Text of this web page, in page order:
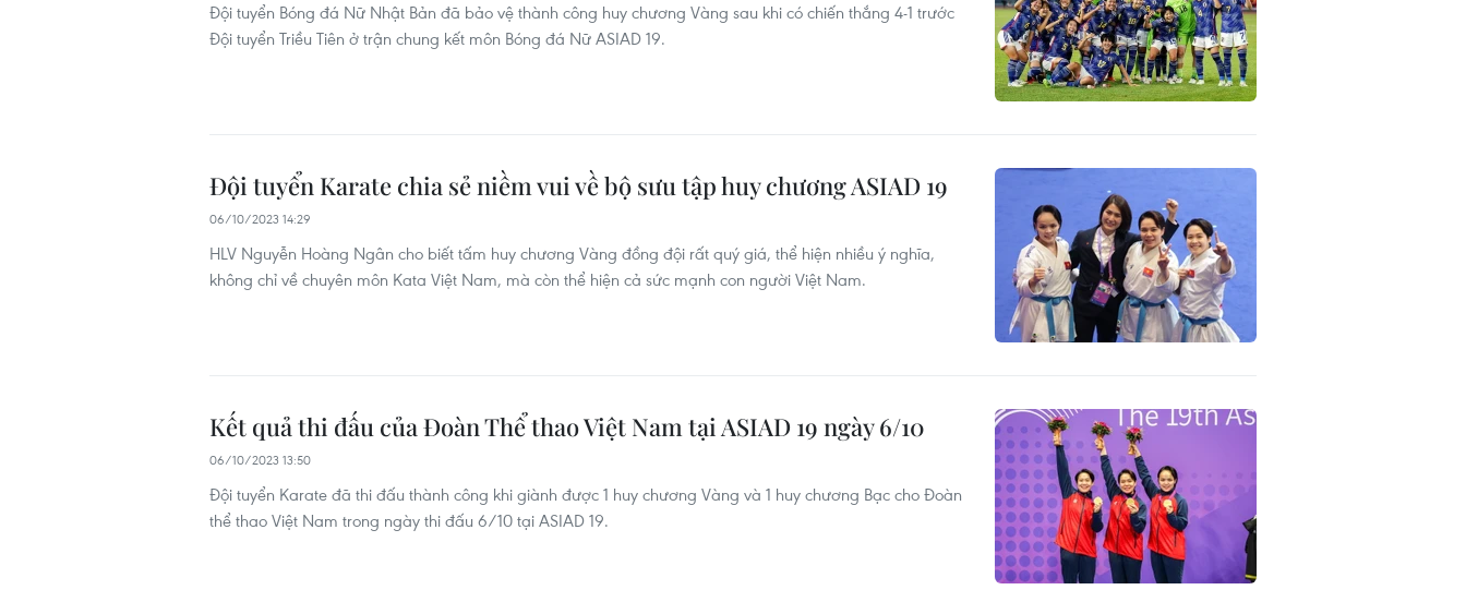
Đội tuyển Bóng đá Nữ Nhật Bản đã bảo vệ thành công huy chương Vàng sau khi có chiến thắng 4-1 trước
Đội tuyển Triều Tiên ở trận chung kết môn Bóng đá Nữ ASIAD 19.
Đội tuyển Karate chia sẻ niềm vui về bộ sưu tập huy chương ASIAD 19
06/10/2023 14:29
HLV Nguyễn Hoàng Ngân cho biết tấm huy chương Vàng đồng đội rất quý giá, thể hiện nhiều ý nghĩa,
không chỉ về chuyên môn Kata Việt Nam, mà còn thể hiện cả sức mạnh con người Việt Nam.
Kết quả thi đấu của Đoàn Thể thao Việt Nam tại ASIAD 19 ngày 6/10
06/10/2023 13:50
Đội tuyển Karate đã thi đấu thành công khi giành được 1 huy chương Vàng và 1 huy chương Bạc cho Đoàn
thể thao Việt Nam trong ngày thi đấu 6/10 tại ASIAD 19.